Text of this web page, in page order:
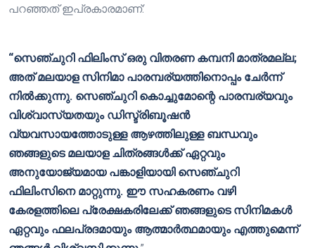
പറഞ്ഞത് ഇപ്രകാരമാണ്:
“സെഞ്ചുറി ഫിലിംസ് ഒരു വിതരണ കമ്പനി മാത്രമല്ല;
അത് മലയാള സിനിമാ പാരമ്പര്യത്തിനൊപ്പം ചേർന്ന്
നിൽക്കുന്നു. സെഞ്ചുറി കൊച്ചുമോന്റെ പാരമ്പര്യവും
വിശ്വാസ്യതയും ഡിസ്ട്രിബൂഷൻ
വ്യവസായത്തോടുള്ള ആഴത്തിലുള്ള ബന്ധവും
ഞങ്ങളുടെ മലയാള ചിത്രങ്ങൾക്ക് ഏറ്റവും
അനുയോജ്യമായ പങ്കാളിയായി സെഞ്ചുറി
ഫിലിംസിനെ മാറ്റുന്നു. ഈ സഹകരണം വഴി
കേരളത്തിലെ പ്രേക്ഷകരിലേക്ക് ഞങ്ങളുടെ സിനിമകൾ
ഏറ്റവും ഫലപ്രദമായും ആത്മാർത്ഥമായും എത്തുമെന്ന്